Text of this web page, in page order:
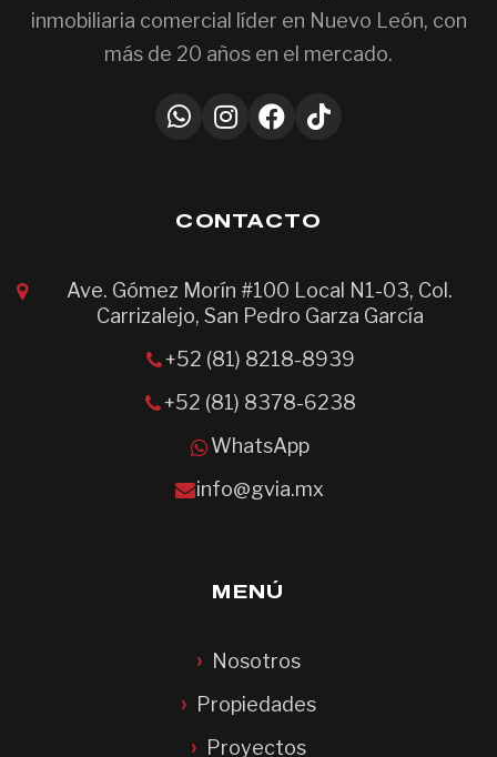
inmobiliaria comercial líder en Nuevo León, con
más de 20 años en el mercado.
CONTACTO
Ave. Gómez Morín #100 Local N1-03, Col.
Carrizalejo, San Pedro Garza García
+52 (81) 8218-8939
+52 (81) 8378-6238
WhatsApp
info@gvia.mx
MENÚ
Nosotros
Propiedades
Proyectos